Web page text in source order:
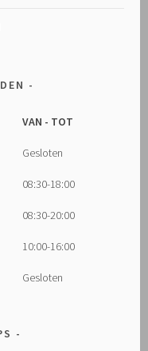
VAN - TOT
Gesloten
08:30-18:00
08:30-20:00
10:00-16:00
Gesloten